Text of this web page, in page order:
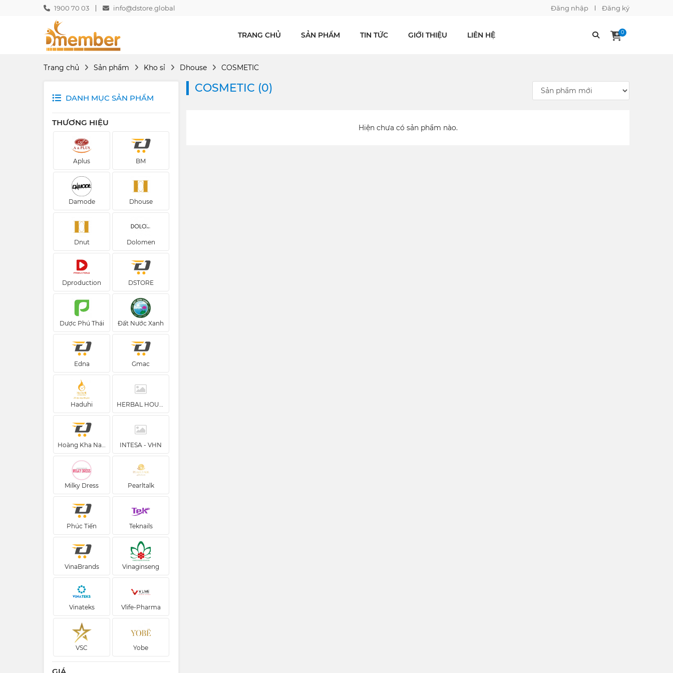
1900 70 03 info@dstore.global Đăng nhập Đăng ký
TRANG CHỦ SẢN PHẨM TIN TỨC GIỚI THIỆU LIÊN HỆ 0
Trang chủ Sản phẩm Kho sỉ Dhouse COSMETIC
DANH MỤC SẢN PHẨM
THƯƠNG HIỆU
Aplus BM
Damode Dhouse
Dnut Dolomen
Dproduction DSTORE
Dược Phú Thái Đất Nước Xanh
Edna Gmac
Haduhi HERBAL HOUSE
Hoàng Kha Nam INTESA - VHN
Milky Dress Pearltalk
Phúc Tiến Teknails
VinaBrands Vinaginseng
Vinateks Vlife-Pharma
VSC Yobe
COSMETIC (0)
Hiện chưa có sản phẩm nào.